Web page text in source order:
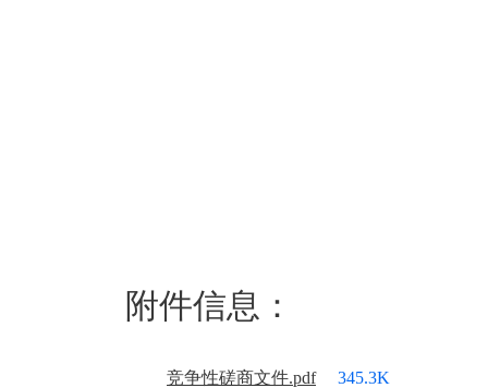
附件信息：
竞争性磋商文件.pdf 345.3K